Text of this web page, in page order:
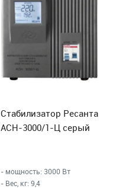
Стабилизатор Ресанта
АСН-3000/1-Ц серый
- мощность: 3000 Вт
- Вес, кг: 9,4